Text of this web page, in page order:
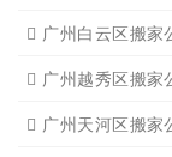
广州白云区搬家
广州越秀区搬家
广州天河区搬家